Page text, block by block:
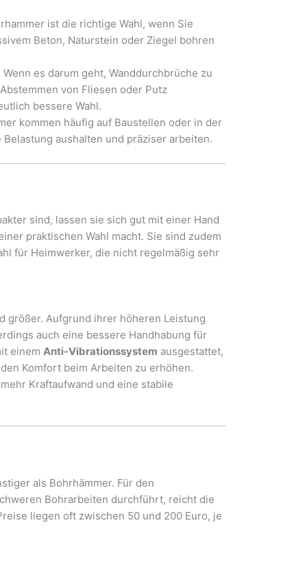
ist die richtige Wahl, wenn Sie
Beton, Naturstein oder Ziegel bohren
Wenn es darum geht, Wanddurchbrüche zu
von Fliesen oder Putz
bessere Wahl.
kommen häufig auf Baustellen oder in der
aushalten und präziser arbeiten.
sind, lassen sie sich gut mit einer Hand
praktischen Wahl macht. Sie sind zudem
für Heimwerker, die nicht regelmäßig sehr
größer. Aufgrund ihrer höheren Leistung
auch eine bessere Handhabung für
einemAnti-Vibrationssystem ausgestattet,
Komfort beim Arbeiten zu erhöhen.
Kraftaufwand und eine stabile
als Bohrhämmer. Für den
Bohrarbeiten durchführt, reicht die
liegen oft zwischen 50 und 200 Euro, je